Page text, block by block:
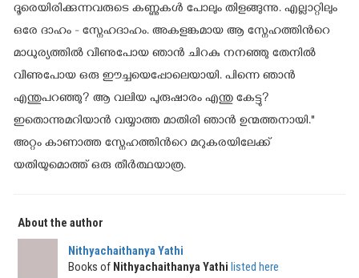
ദൂരെയിരിക്കുന്നവരുടെ കണ്ണുകള്‍ പോലും തിളങ്ങുന്നു. എല്ലാറ്റിലും
ഒരേ ദാഹം - സ്നേഹദാഹം. അകളങ്കമായ ആ സ്നേഹത്തിന്‍റെ
മാധുര്യത്തില്‍ വീണുപോയ ഞാന്‍ ചിറകു നനഞ്ഞു തേനില്‍
വീണുപോയ ഒരു ഈച്ചയെപ്പോലെയായി. പിന്നെ ഞാന്‍
എന്തുപറഞ്ഞു? ആ വലിയ പുരുഷാരം എന്തു കേട്ടു?
ഇതൊന്നുമറിയാന്‍ വയ്യാത്ത മാതിരി ഞാന്‍ ഉന്മത്തനായി."
അറ്റം കാണാത്ത സ്നേഹത്തിന്‍റെ മറുകരയിലേക്ക്
യതിയുമൊത്ത് ഒരു തീര്‍ത്ഥയാത്ര.
About the author
Nithyachaithanya Yathi
Books of Nithyachaithanya Yathi listed here